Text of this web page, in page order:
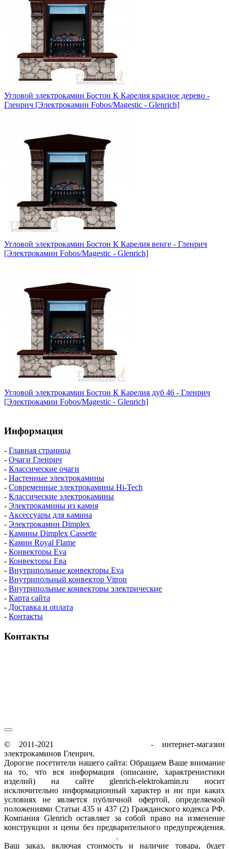
Угловой электрокамин Бостон К Карелия красное дерево -
Гленрич [Электрокамин Fobos/Magestic - Glenrich]
Угловой электрокамин Бостон К Карелия венге - Гленрич
[Электрокамин Fobos/Magestic - Glenrich]
Угловой электрокамин Бостон К Карелия дуб 46 - Гленрич
[Электрокамин Fobos/Magestic - Glenrich]
Информация
- Главная страница
- Очаги Гленрич
- Классические очаги
- Настенные электрокамины
- Современные электрокамины Hi-Tech
- Классические электрокамины
- Электрокамины из камня
- Аксессуары для камина
- Электрокамин Dimplex
- Камины Dimplex Cassette
- Камин Royal Flame
- Конвекторы Eva
- Конвекторы Ева
- Внутрипольные конвекторы Eva
- Внутрипольный конвектор Vitron
- Внутрипольные конвекторы электрические
- Карта сайта
- Доставка и оплата
- Контакты
Контакты
© 2011-2021
- интернет-магазин
электрокаминов Гленрич.
Дорогие посетители нашего сайта: Обращаем Ваше внимание
на то, что вся информация (описание, характренистики
изделий) на сайте glenrich-elektrokamin.ru носит
исключительно информационный характер и ни при каких
условиях не является публичной офертой, определяемой
положениями Статьи 435 и 437 (2) Гражданского кодекса РФ.
Компания Glenrich оставляет за собой право на изменение
конструкции и цены без предварительного предупреждения.
.
Ваш заказ, включая стоимость и наличие товара, будет